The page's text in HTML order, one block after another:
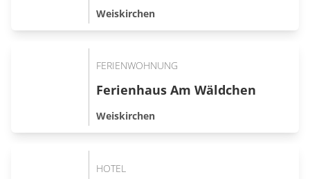
Weiskirchen
FERIENWOHNUNG
Ferienhaus Am Wäldchen
Weiskirchen
HOTEL